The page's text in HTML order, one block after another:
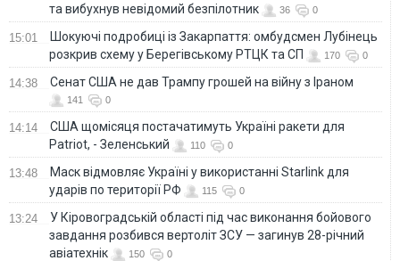
та вибухнув невідомий безпілотник
36 0
15:01
Шокуючі подробиці із Закарпаття: омбудсмен Лубінець
розкрив схему у Берегівському РТЦК та СП
170 0
14:38 Сенат США не дав Трампу грошей на війну з Іраном
141 0
14:14
США щомісяця постачатимуть Україні ракети для
Patriot, - Зеленський
110 0
13:48
Маск відмовляє Україні у використанні Starlink для
ударів по території РФ
115 0
13:24
У Кіровоградській області під час виконання бойового
завдання розбився вертоліт ЗСУ — загинув 28-річний
авіатехнік
150 0